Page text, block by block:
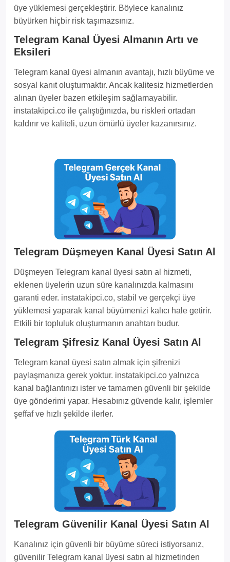
üye yüklemesi gerçekleştirir. Böylece kanalınız
büyürken hiçbir risk taşımazsınız.
Telegram Kanal Üyesi Almanın Artı ve
Eksileri
Telegram kanal üyesi almanın avantajı, hızlı büyüme ve
sosyal kanıt oluşturmaktır. Ancak kalitesiz hizmetlerden
alınan üyeler bazen etkileşim sağlamayabilir.
instatakipci.co ile çalıştığınızda, bu riskleri ortadan
kaldırır ve kaliteli, uzun ömürlü üyeler kazanırsınız.
Telegram Düşmeyen Kanal Üyesi Satın Al
Düşmeyen Telegram kanal üyesi satın al hizmeti,
eklenen üyelerin uzun süre kanalınızda kalmasını
garanti eder. instatakipci.co, stabil ve gerçekçi üye
yüklemesi yaparak kanal büyümenizi kalıcı hale getirir.
Etkili bir topluluk oluşturmanın anahtarı budur.
Telegram Şifresiz Kanal Üyesi Satın Al
Telegram kanal üyesi satın almak için şifrenizi
paylaşmanıza gerek yoktur. instatakipci.co yalnızca
kanal bağlantınızı ister ve tamamen güvenli bir şekilde
üye gönderimi yapar. Hesabınız güvende kalır, işlemler
şeffaf ve hızlı şekilde ilerler.
Telegram Güvenilir Kanal Üyesi Satın Al
Kanalınız için güvenli bir büyüme süreci istiyorsanız,
güvenilir Telegram kanal üyesi satın al hizmetinden